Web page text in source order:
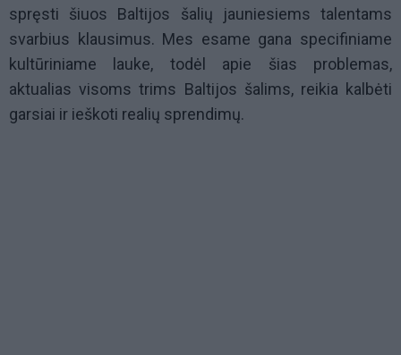
spręsti šiuos Baltijos šalių jauniesiems talentams
svarbius klausimus. Mes esame gana specifiniame
kultūriniame lauke, todėl apie šias problemas,
aktualias visoms trims Baltijos šalims, reikia kalbėti
garsiai ir ieškoti realių sprendimų.